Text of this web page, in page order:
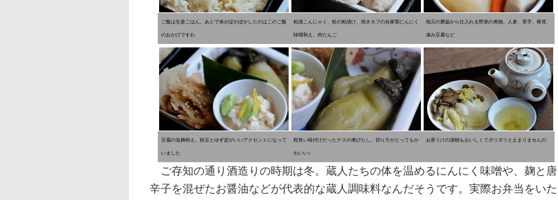
ご飯は生姜ごはん。あとで体がぽかぽかしたのはこのご飯
のおかげですわ
粕漬こんにゃく、鮭の粕漬け、焼きカブの自家製にんにく
味噌和え、肉だんご
地元の農協から仕入れる野菜の煮物。人参、里芋、椎茸、
凍み豆腐など
豆腐の塩麹和え。枝豆とゆず皮がいいアクセントになって
いました
程良い味付けだったナスの煮びたし。切り方がとってもか
わいい♪
お茶うけの漬物もおいしくてポリポリと止まりませんの
ご存知の通り酒造りの時期は冬。蔵人たちの体を温めるにんにく味噌や、麹と唐
辛子を混ぜたお醤油などが代表的な蔵人調味料なんだそうです。実際お弁当をいた